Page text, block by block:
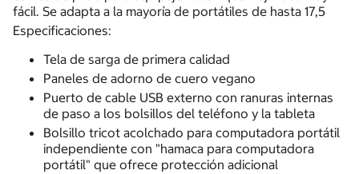
fácil. Se adapta a la mayoría de portátiles de hasta 17,5
Especificaciones:
Tela de sarga de primera calidad
Paneles de adorno de cuero vegano
Puerto de cable USB externo con ranuras internas
de paso a los bolsillos del teléfono y la tableta
Bolsillo tricot acolchado para computadora portátil
independiente con "hamaca para computadora
portátil" que ofrece protección adicional